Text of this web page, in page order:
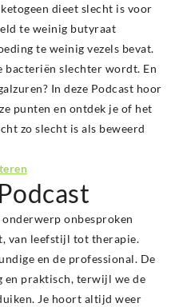
dieet slecht is voor
te weinig butyraat
te weinig vezels bevat.
bacteriën slechter wordt. En
In deze Podcast hoor
punten en ontdek je of het
zo slecht is als beweerd
onbesproken
van leefstijl tot therapie.
en de professional. De
en praktisch, terwijl we de
Je hoort altijd weer